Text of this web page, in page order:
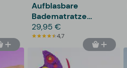
Aufblasbare
Badematratze
Einhorn - Bestway
29,95 €
4,7